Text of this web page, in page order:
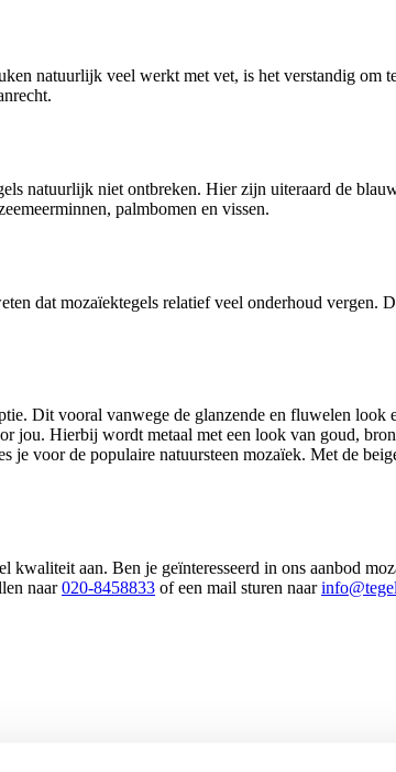
natuurlijk veel werkt met vet, is het verstandig om
natuurlijk niet ontbreken. Hier zijn uiteraard de
palmbomen en vissen.
dat mozaïektegels relatief veel onderhoud
Dit vooral vanwege de glanzende en fluwelen
jou. Hierbij wordt metaal met een look van goud,
voor de populaire natuursteen mozaïek. Met de
kwaliteit aan. Ben je geïnteresseerd in ons aanbod
naar020-8458833 of een mail sturen naar